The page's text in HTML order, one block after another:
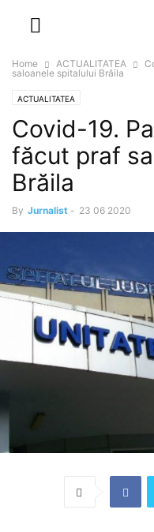
Home ACTUALITATEA
saloanele spitalului Brăila
ACTUALITATEA
Covid-19.
făcut praf
Brăila
By Jurnalist - 23 06 2020